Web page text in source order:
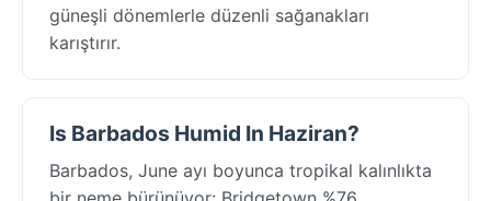
güneşli dönemlerle düzenli sağanakları
karıştırır.
Is Barbados Humid In Haziran?
Barbados, June ayı boyunca tropikal kalınlıkta